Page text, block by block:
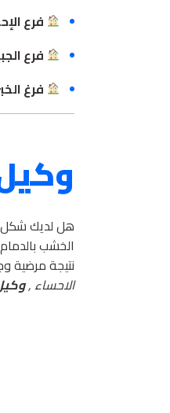
فرع
فرع
فرغ
هل لديك شكل
الخشب
نتيجة مرضية
الاحساء ,